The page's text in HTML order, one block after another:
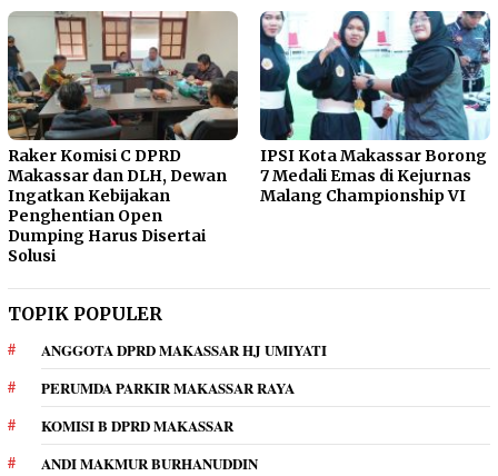
Raker Komisi C DPRD
Makassar dan DLH, Dewan
Ingatkan Kebijakan
Penghentian Open
Dumping Harus Disertai
Solusi
IPSI Kota Makassar Borong
7 Medali Emas di Kejurnas
Malang Championship VI
TOPIK POPULER
ANGGOTA DPRD MAKASSAR HJ UMIYATI
PERUMDA PARKIR MAKASSAR RAYA
KOMISI B DPRD MAKASSAR
ANDI MAKMUR BURHANUDDIN